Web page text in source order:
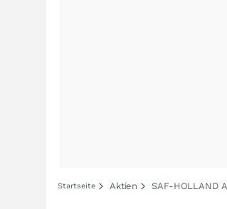
Startseite Aktien SAF-HOLLAND